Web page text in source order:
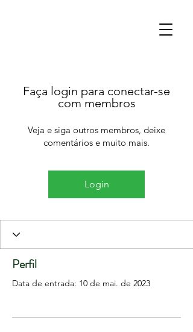
Faça login para conectar-se
com membros
Veja e siga outros membros, deixe
comentários e muito mais.
Login
Perfil
Data de entrada: 10 de mai. de 2023